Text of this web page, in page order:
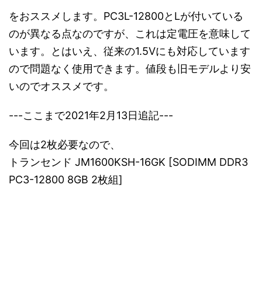
をおススメします。PC3L-12800とLが付いている
のが異なる点なのですが、これは定電圧を意味して
います。とはいえ、従来の1.5Vにも対応しています
ので問題なく使用できます。値段も旧モデルより安
いのでオススメです。
---ここまで2021年2月13日追記---
今回は2枚必要なので、
トランセンド JM1600KSH-16GK [SODIMM DDR3
PC3-12800 8GB 2枚組]